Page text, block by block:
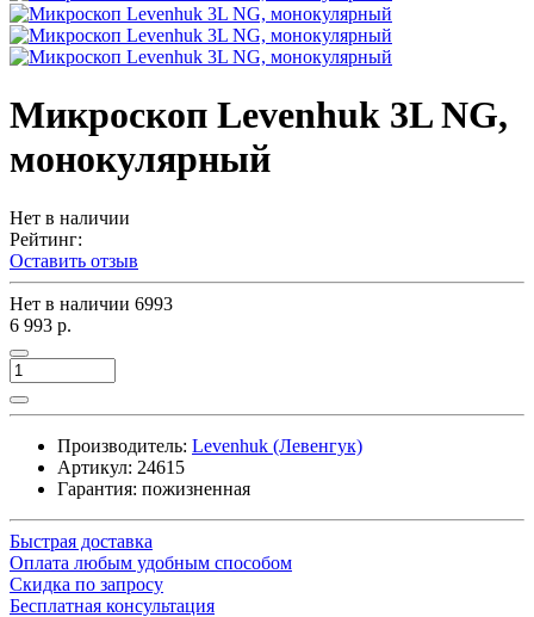
Микроскоп Levenhuk 3L NG,
монокулярный
Нет в наличии
Рейтинг:
Оставить отзыв
Нет в наличии 6993
6 993 р.
Производитель: Levenhuk (Левенгук)
Артикул: 24615
Гарантия: пожизненная
Быстрая доставка
Оплата любым удобным способом
Скидка по запросу
Бесплатная консультация